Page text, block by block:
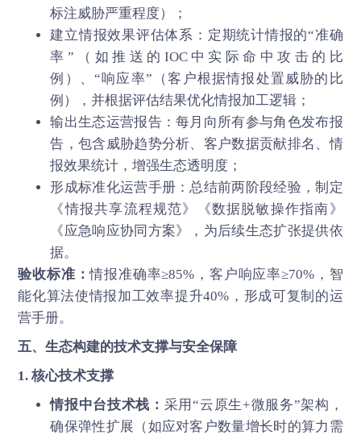
标注威胁严重程度）；
建立情报效果评估体系：定期统计情报的“准确
率”（如推送的IOC中实际命中攻击的比
例）、“响应率”（客户根据情报处置威胁的比
例），并根据评估结果优化情报加工逻辑；
输出生态运营报告：每月向所有参与角色发布报
告，包含威胁趋势分析、客户数据贡献排名、情
报效果统计，增强生态透明度；
形成标准化运营手册：总结前两阶段经验，制定
《情报共享流程规范》《数据脱敏操作指南》
《应急响应协同方案》，为后续生态扩张提供依
据。
验收标准：情报准确率≥85%，客户响应率≥70%，智
能化算法使情报加工效率提升40%，形成可复制的运
营手册。
五、生态构建的技术支撑与安全保障
1. 核心技术支撑
情报中台技术栈： 采用“云原生+微服务”架构，
确保弹性扩展（如应对客户数量增长时的算力需